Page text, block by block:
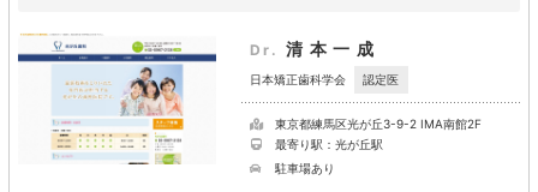
Dr. 清本一成
日本矯正歯科学会 認定医
東京都練馬区光が丘3-9-2 IMA南館2F
最寄り駅：光が丘駅
駐車場あり